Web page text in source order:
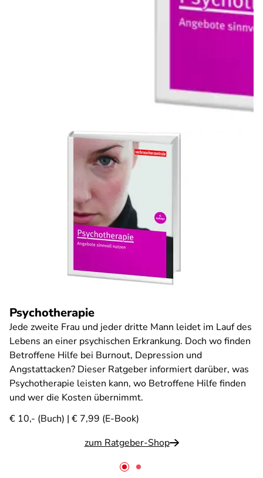
Psychotherapie
Jede zweite Frau und jeder dritte Mann leidet im Lauf des
Lebens an einer psychischen Erkrankung. Doch wo finden
Betroffene Hilfe bei Burnout, Depression und
Angstattacken? Dieser Ratgeber informiert darüber, was
Psychotherapie leisten kann, wo Betroffene Hilfe finden
und wer die Kosten übernimmt.
€ 10,- (Buch) | € 7,99 (E-Book)
zum Ratgeber-Shop